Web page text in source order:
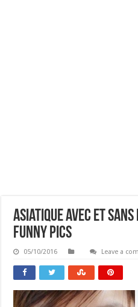
Asiatique Avec Et
Funny Pics
05/10/2016 Leave a